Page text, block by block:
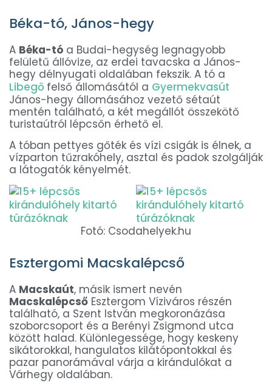
Béka-tó, János-hegy
A Béka-tó a Budai-hegység legnagyobb
felületű állóvize, az erdei tavacska a János-
hegy délnyugati oldalában fekszik. A tó a
Libegő felső állomásától a Gyermekvasút
János-hegy állomásához vezető sétaút
mentén található, a két megállót összekötő
turistaútról lépcsőn érhető el.
A tóban pettyes gőték és vízi csigák is élnek, a
vízparton tűzrakóhely, asztal és padok szolgálják
a látogatók kényelmét.
Fotó: Csodahelyek.hu
Esztergomi Macskalépcső
A Macskaút, másik ismert nevén
Macskalépcső Esztergom Víziváros részén
található, a Szent István megkoronázása
szoborcsoport és a Berényi Zsigmond utca
között halad. Különlegessége, hogy keskeny
sikátorokkal, hangulatos kilátópontokkal és
pazar panorámával várja a kirándulókat a
Várhegy oldalában.